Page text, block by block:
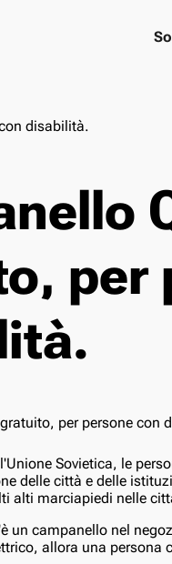
disabilità.
per
Sovietica, le
delle città e delle
alti marciapiedi nelle
un campanello nel
allora una persona